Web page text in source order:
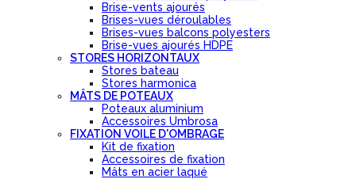
Brise-vents ajourés
Brises-vues déroulables
Brises-vues balcons polyesters
Brise-vues ajourés HDPE
STORES HORIZONTAUX
Stores bateau
Stores harmonica
MÂTS DE POTEAUX
Poteaux aluminium
Accessoires Umbrosa
FIXATION VOILE D'OMBRAGE
Kit de fixation
Accessoires de fixation
Mâts en acier laqué